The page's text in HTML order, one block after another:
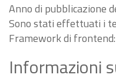
Anno di pubblicazione
Sono stati effettuati i
Framework di frontend:
Informazioni